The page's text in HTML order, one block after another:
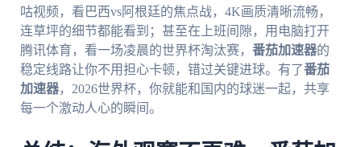
咕视频，看巴西vs阿根廷的焦点战，4K画质清晰流畅，
连草坪的细节都能看到；甚至在上班间隙，用电脑打开
腾讯体育，看一场凌晨的世界杯淘汰赛， 番茄加速器的
稳定线路让你不用担心卡顿，错过关键进球。有了番茄
加速器，2026世界杯，你就能和国内的球迷一起，共享
每一个激动人心的瞬间。